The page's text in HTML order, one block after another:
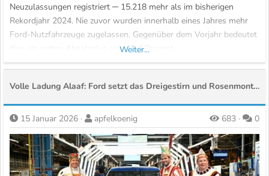
Neuzulassungen registriert ─ 15.218 mehr als im bisherigen
Rekordjahr 2024. Nie zuvor wurden innerhalb eines Jahres mehr
Ford-Nutzfahrzeuge zugelassen. Gegenüber dem Vorjahr bedeutet
dies ein sattes Absatzplus von 19,4 Prozent.
allgemeine...
Weiter...
Volle Ladung Alaaf: Ford setzt das Dreigestirn und Rosenmontagszug unter Strom
15 Januar 2026 apfelkoenig 683 0